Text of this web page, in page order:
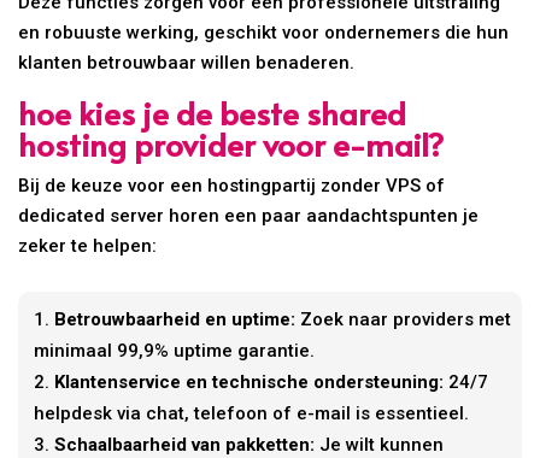
en robuuste werking, geschikt voor ondernemers die hun
klanten betrouwbaar willen benaderen.
hoe kies je de beste shared
hosting provider voor e-mail?
Bij de keuze voor een hostingpartij zonder VPS of
dedicated server horen een paar aandachtspunten je
zeker te helpen:
Betrouwbaarheid en uptime: Zoek naar providers met
minimaal 99,9% uptime garantie.
Klantenservice en technische ondersteuning: 24/7
helpdesk via chat, telefoon of e-mail is essentieel.
Schaalbaarheid van pakketten: Je wilt kunnen